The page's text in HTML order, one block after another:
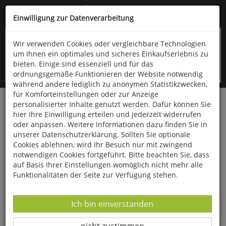
Kompletten Head der Seite überspringen
oder (06766) 9323-960
Startseite Bücher Literatur Belletristik
Der Papagei im Apfelbaum
Einwilligung zur Datenverarbeitung
Wir verwenden Cookies oder vergleichbare Technologien
um Ihnen ein optimales und sicheres Einkaufserlebnis zu
bieten. Einige sind essenziell und für das
ordnungsgemäße Funktionieren der Website notwendig
während andere lediglich zu anonymen Statistikzwecken,
für Komforteinstellungen oder zur Anzeige
personalisierter Inhalte genutzt werden. Dafür können Sie
hier Ihre Einwilligung erteilen und jederzeit widerrufen
oder anpassen. Weitere Informationen dazu finden Sie in
unserer Datenschutzerklärung. Sollten Sie optionale
Cookies ablehnen, wird Ihr Besuch nur mit zwingend
notwendigen Cookies fortgeführt. Bitte beachten Sie, dass
auf Basis Ihrer Einstellungen womöglich nicht mehr alle
Funktionalitäten der Seite zur Verfügung stehen.
Datenverarbeitung -
Ich bin einverstanden